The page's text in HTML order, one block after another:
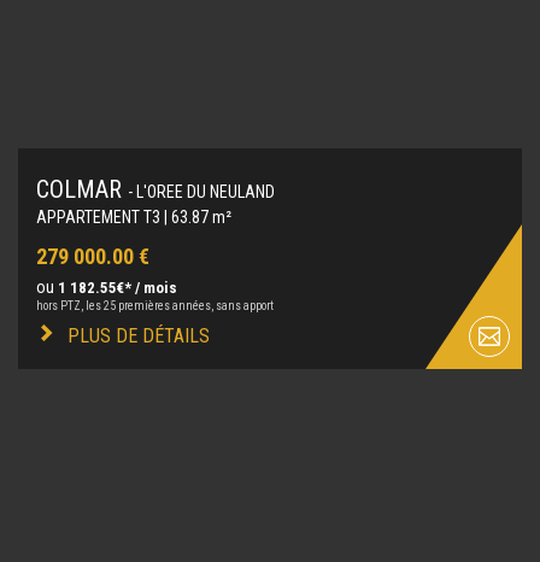
COLMAR - L'OREE DU NEULAND
APPARTEMENT T3 | 63.87 m²
279 000.00 €
ou 1 182.55€* / mois
hors PTZ, les 25 premières années, sans apport
PLUS DE DÉTAILS